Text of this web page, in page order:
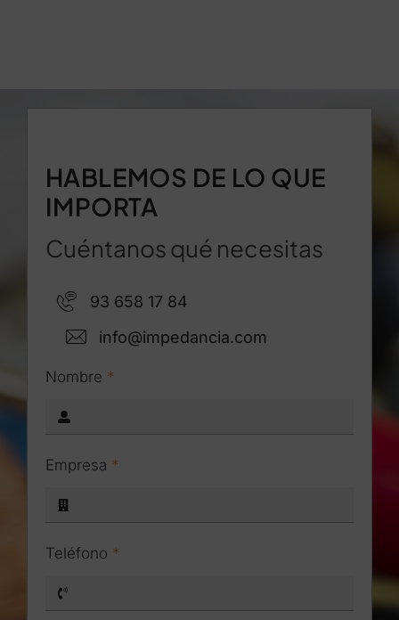
HABLEMOS DE LO QUE
IMPORTA
Cuéntanos qué necesitas
93 658 17 84
info@impedancia.com
Nombre *
Empresa *
Teléfono *